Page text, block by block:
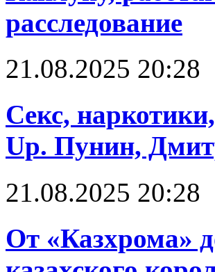
расследование
21.08.2025 20:28
Cекс,
Up. Пунин,
21.08.2025 20:28
От «Казхрома»